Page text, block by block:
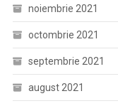
noiembrie 2021
octombrie 2021
septembrie 2021
august 2021